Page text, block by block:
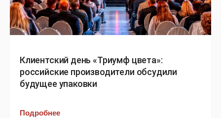
Клиентский день «Триумф цвета»:
российские производители обсудили
будущее упаковки
Подробнее